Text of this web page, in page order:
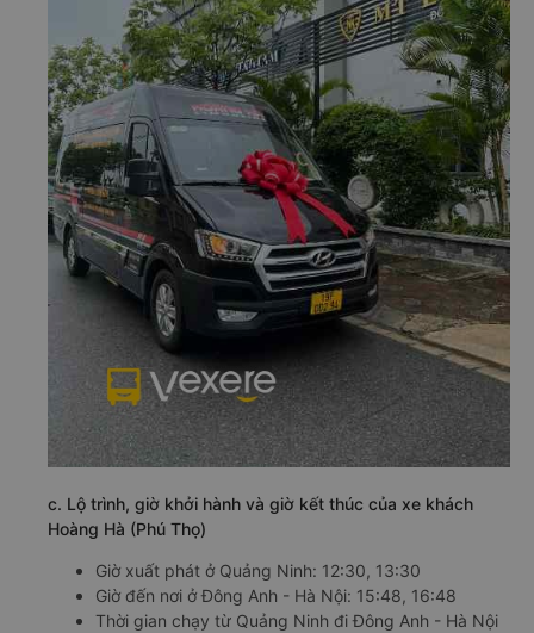
c. Lộ trình, giờ khởi hành và giờ kết thúc của xe khách
Hoàng Hà (Phú Thọ)
Giờ xuất phát ở Quảng Ninh: 12:30, 13:30
Giờ đến nơi ở Đông Anh - Hà Nội: 15:48, 16:48
Thời gian chạy từ Quảng Ninh đi Đông Anh - Hà Nội